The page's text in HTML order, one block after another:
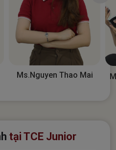
Ms.Nguyen Thao Mai
tại TCE Junior